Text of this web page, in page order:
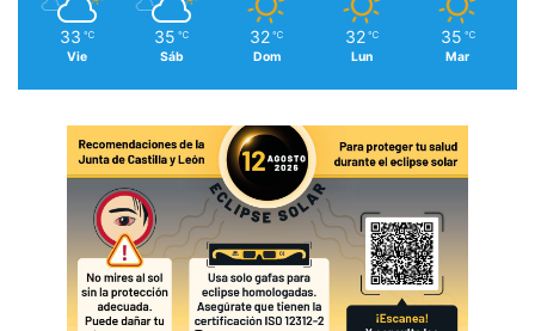
33 ℃
Vie
35 ℃
Sáb
32 ℃
Dom
32 ℃
Lun
35 ℃
Mar